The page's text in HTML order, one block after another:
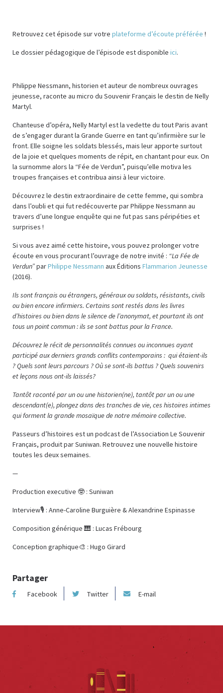
Retrouvez cet épisode sur votre plateforme d’écoute préférée !
Le dossier pédagogique de l’épisode est disponible ici.
Philippe Nessmann, historien et auteur de nombreux ouvrages
jeunesse, raconte au micro du Souvenir Français le destin de Nelly
Martyl.
Chanteuse d’opéra, Nelly Martyl est la vedette du tout Paris avant
de s’engager durant la Grande Guerre en tant qu’infirmière sur le
front. Elle soigne les soldats blessés, mais leur apporte surtout
de la joie et quelques moments de répit, en chantant pour eux. On
la surnomme alors la “Fée de Verdun”, puisqu’elle motiva les
troupes françaises et contribua ainsi à leur victoire.
Découvrez le destin extraordinaire de cette femme, qui sombra
dans l’oubli et qui fut redécouverte par Philippe Nessmann au
travers d’une longue enquête qui ne fut pas sans péripéties et
surprises !
Si vous avez aimé cette histoire, vous pouvez prolonger votre
écoute en vous procurant l’ouvrage de notre invité : “La Fée de
Verdun”parPhilippe Nessmann aux Éditions Flammarion Jeunesse
(2016).
Ils sont français ou étrangers, généraux ou soldats, résistants, civils
ou bien encore infirmiers. Certains sont restés dans les livres
d’histoires ou bien dans le silence de l’anonymat, et pourtant ils ont
tous un point commun : ils se sont battus pour la France.
Découvrez le récit de personnalités connues ou inconnues ayant
participé aux derniers grands conflits contemporains : qui étaient-ils
? Quels sont leurs parcours ? Où se sont-ils battus ? Quels souvenirs
et leçons nous ont-ils laissés?
Tantôt raconté par un ou une historien(ne), tantôt par un ou une
descendant(e), plongez dans des tranches de vie, ces histoires intimes
qui forment la grande mosaïque de notre mémoire collective.
Passeurs d’histoires est un podcast de l’Association Le Souvenir
Français, produit par Suniwan. Retrouvez une nouvelle histoire
toutes les deux semaines.
—
Production executive 🤓 : Suniwan
Interview🎙️ : Anne-Caroline Burguière & Alexandrine Espinasse
Composition générique 🎹 : Lucas Frébourg
Conception graphique🎨 : Hugo Girard
Partager
Facebook Twitter E-mail